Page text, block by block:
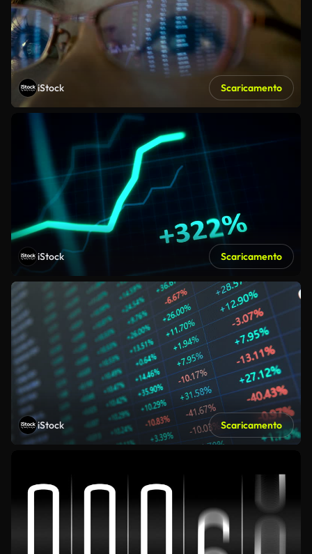
iStock Scaricamento
iStock Scaricamento
iStock Scaricamento